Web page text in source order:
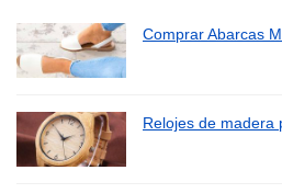
Comprar Abarcas
Relojes de madera